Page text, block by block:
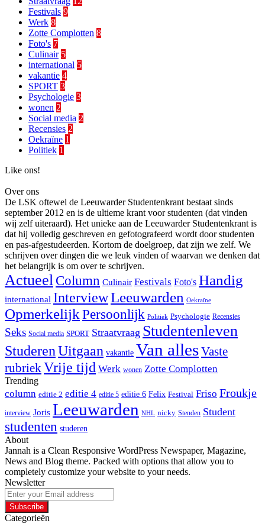
Festivals 9
Werk 8
Zotte Complotten 8
Foto's 7
Culinair 5
international 5
vakantie 4
SPORT 3
Psychologie 3
wonen 2
Social media 2
Recensies 2
Oekraïne 1
Politiek 1
Like ons!
Over ons
De LSK oftewel de Leeuwarder Studentenkrant bestaat sinds
september 2012 en is de ultieme krant voor studenten (dat vinden
wij zelf uiteraard). Het unieke aan de Leeuwarder Studentenkrant is
dat hij volledig geschreven en gefotografeerd wordt door studenten
en pas-afgestudeerden. Kortom de doelgroep, dat zijn we zelf. We
schrijven over dingen die we leuk vinden of waarvan we denken dat
het belangrijk is om over te schrijven.
Actueel Column Culinair Festivals Foto's Handig
international InterviewLeeuwarden Oekraïne
OpmerkelijkPersoonlijk Politiek Psychologie Recensies
Seks Social media SPORT Straatvraag Studentenleven
StuderenUitgaan vakantie Van allesVaste
rubriekVrije tijd Werk wonen Zotte Complotten
Trending
column editie 2 editie 4 editie 5 editie 6 Felix Festival Friso Froukje
interview Joris Leeuwarden NHL nicky Stenden Student
studenten studeren
About
Jannah is a Clean Responsive WordPress Newspaper, Magazine,
News and Blog theme. Packed with options that allow you to
completely customize your website to your needs.
Newsletter
Enter
your
Email
address
Categorieën